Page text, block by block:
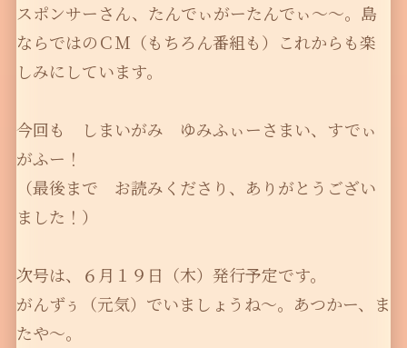
スポンサーさん、たんでぃがーたんでぃ〜〜。島
ならではのＣＭ（もちろん番組も）これからも楽
しみにしています。
今回も しまいがみ ゆみふぃーさまい、すでぃ
がふー！
（最後まで お読みくださり、ありがとうござい
ました！）
次号は、６月１９日（木）発行予定です。
がんずぅ（元気）でいましょうね〜。あつかー、ま
たや〜。